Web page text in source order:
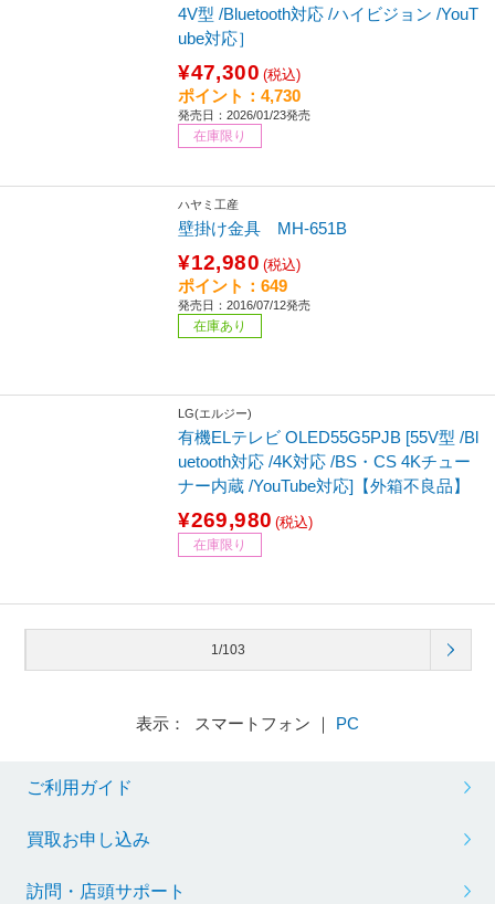
4V型 /Bluetooth対応 /ハイビジョン /YouT
ube対応］
¥47,300 (税込)
ポイント：4,730
発売日：2026/01/23発売
在庫限り
ハヤミ工産
壁掛け金具 MH-651B
¥12,980 (税込)
ポイント：649
発売日：2016/07/12発売
在庫あり
LG(エルジー)
有機ELテレビ OLED55G5PJB [55V型 /Bl
uetooth対応 /4K対応 /BS・CS 4Kチュー
ナー内蔵 /YouTube対応]【外箱不良品】
¥269,980 (税込)
在庫限り
1/103
表示： スマートフォン ｜ PC
ご利用ガイド
買取お申し込み
訪問・店頭サポート